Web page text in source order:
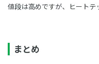
値段は高めですが、ヒートテ
まとめ